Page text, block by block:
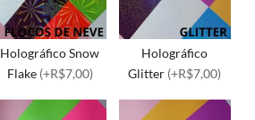
Holográfico Snow
Flake (+R$7,00)
Holográfico
Glitter (+R$7,00)